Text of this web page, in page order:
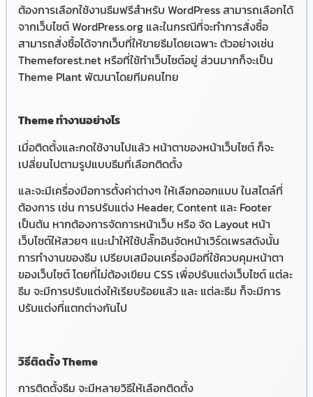
ต้องการเลือกใช้งานธีมฟรีสำหรับ WordPress สามารถเลือกได้
จากเว็บไซต์ WordPress.org และในกรณีที่จะทำการสั่งซื้อ
สามารถสั่งซื้อได้จากเว็บที่ให้ขายธีมโดยเฉพาะ ตัวอย่างเช่น
Themeforest.net หรือที่ใช้ทำเว็บไซต์อยู่ ส่วนมากก็จะเป็น
Theme Plant พัฒนาโดยทีมคนไทย
Theme ทำงานอย่างไร
เมื่อติดตั้งและกดใช้งานไปแล้ว หน้าตาของหน้าเว็บไซต์ ก็จะ
เปลี่ยนไปตามรูปแบบธีมที่เลือกติดตั้ง
และจะมีเครื่องมือการตั้งค่าต่างๆ ให้เลือกออกแบบ ในสไตล์ที่
ต้องการ เช่น การปรับแต่ง Header, Content และ Footer
เป็นต้น หากต้องการจัดการหน้าเว็บ หรือ จัด Layout หน้า
เว็บไซต์ให้สวยๆ แนะนำให้ใช้ปลั๊กอินจัดหน้าเวิร์ดเพรสดังนั้น
การทำงานของธีม เปรียบเสมือนเครื่องมือที่ใช้ควบคุมหน้าตา
ของเว็บไซต์ โดยที่ไม่ต้องเขียน CSS เพื่อปรับแต่งเว็บไซต์ แต่ละ
ธีม จะมีการปรับแต่งให้เรียบร้อยแล้ว และ แต่ละธีม ก็จะมีการ
ปรับแต่งที่แตกต่างกันไป
วิธีติดตั้ง Theme
การติดตั้งธีม จะมีหลายวิธีให้เลือกติดตั้ง